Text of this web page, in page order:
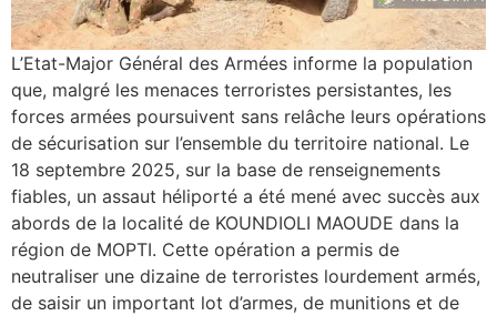
L’Etat-Major Général des Armées informe la population
que, malgré les menaces terroristes persistantes, les
forces armées poursuivent sans relâche leurs opérations
de sécurisation sur l’ensemble du territoire national. Le
18 septembre 2025, sur la base de renseignements
fiables, un assaut héliporté a été mené avec succès aux
abords de la localité de KOUNDIOLI MAOUDE dans la
région de MOPTI. Cette opération a permis de
neutraliser une dizaine de terroristes lourdement armés,
de saisir un important lot d’armes, de munitions et de